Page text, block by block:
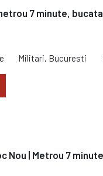
7 minute,
Militari, Bucuresti
Nou | Metrou 7